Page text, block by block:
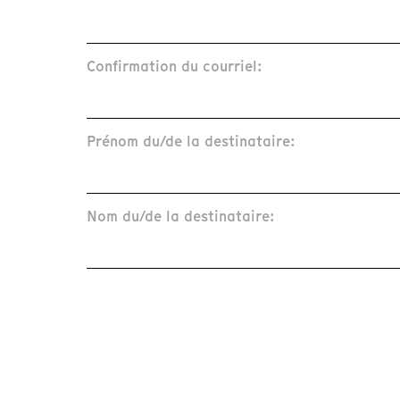
Confirmation du courriel:
Prénom du/de la destinataire:
Nom du/de la destinataire: